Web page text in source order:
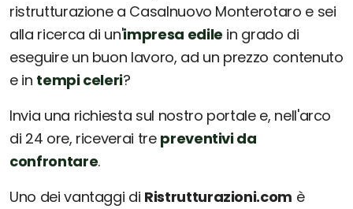
ristrutturazione a Casalnuovo Monterotaro e sei
alla ricerca di un'impresa edile in grado di
eseguire un buon lavoro, ad un prezzo contenuto
e in tempi celeri?
Invia una richiesta sul nostro portale e, nell'arco
di 24 ore, riceverai tre preventivi da
confrontare.
Uno dei vantaggi di Ristrutturazioni.com è